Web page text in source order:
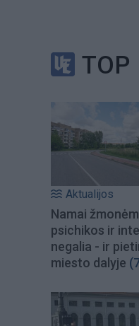
TOP
Aktualijos
Namai
psichikos ir
negalia - ir
miesto dalyje